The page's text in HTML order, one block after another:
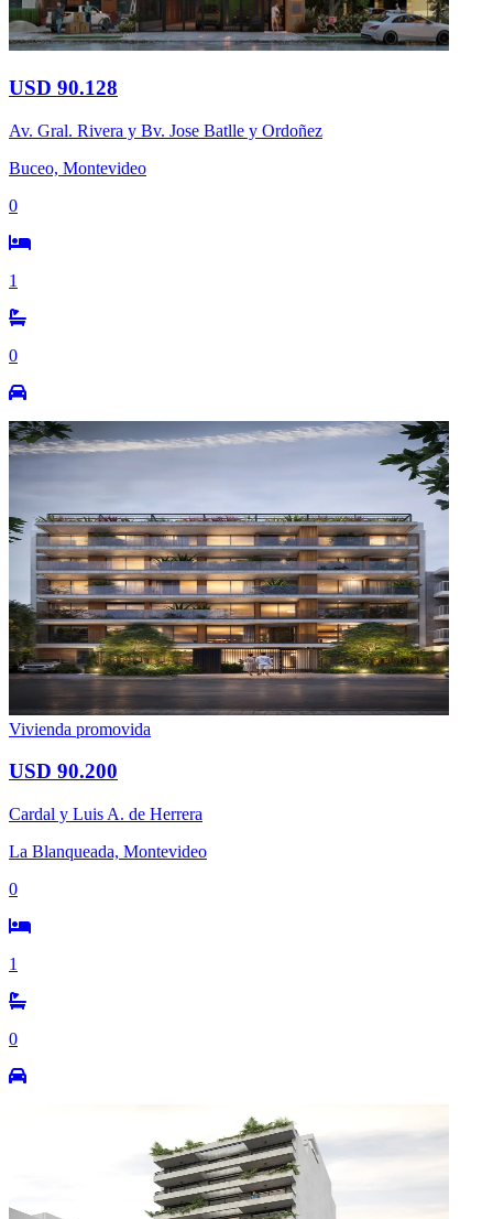
USD 90.128
Av. Gral. Rivera y Bv. Jose Batlle y Ordoñez
Buceo, Montevideo
0
1
0
Vivienda promovida
USD 90.200
Cardal y Luis A. de Herrera
La Blanqueada, Montevideo
0
1
0